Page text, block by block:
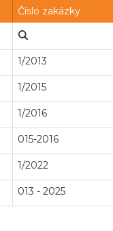
Číslo zakázky
1/2013
1/2015
1/2016
015-2016
1/2022
013 - 2025